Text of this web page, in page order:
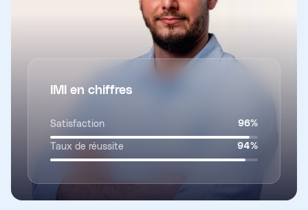
IMI en chiffres
Satisfaction 96%
Taux de réussite 94%